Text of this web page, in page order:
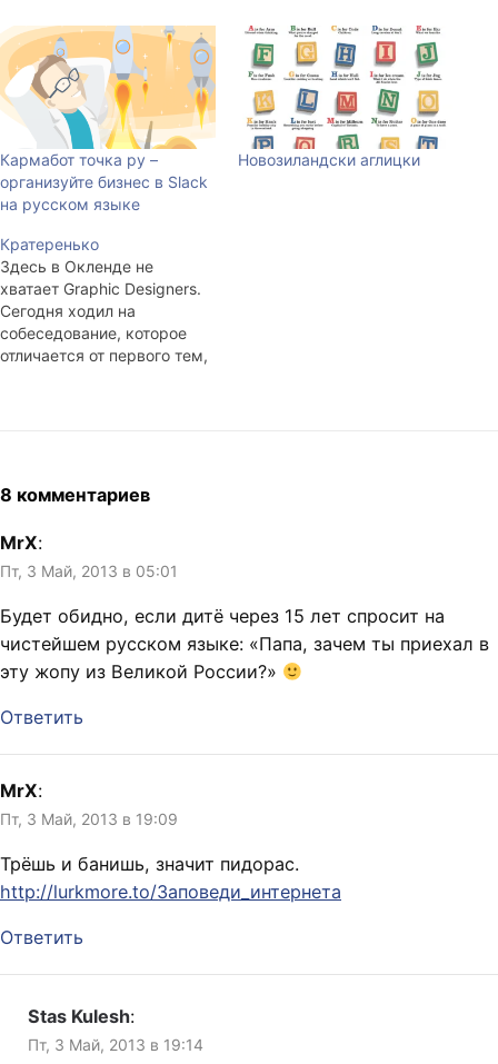
Кармабот точка ру –
организуйте бизнес в Slack
на русском языке
Новозиландски аглицки
Кратеренько
Здесь в Окленде не
хватает Graphic Designers.
Сегодня ходил на
собеседование, которое
отличается от первого тем,
востребован, невзирая на
огрехи в английском и
необходимость возни с
иммиграционной службой.
Не очень удобно, что
8 комментариев
MrX:
Пт, 3 Май, 2013 в 05:01
Будет обидно, если дитё через 15 лет спросит на
чистейшем русском языке: «Папа, зачем ты приехал в
эту жопу из Великой России?»
Ответить
MrX:
Пт, 3 Май, 2013 в 19:09
Трёшь и банишь, значит пидорас.
http://lurkmore.to/Заповеди_интернета
Ответить
Stas Kulesh:
Пт, 3 Май, 2013 в 19:14